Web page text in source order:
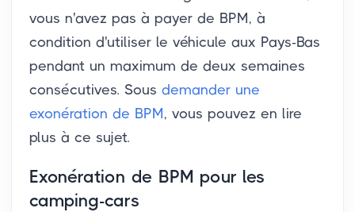
vous n'avez pas à payer de BPM, à
condition d'utiliser le véhicule aux Pays-Bas
pendant un maximum de deux semaines
consécutives. Sous demander une
exonération de BPM, vous pouvez en lire
plus à ce sujet.
Exonération de BPM pour les
camping-cars